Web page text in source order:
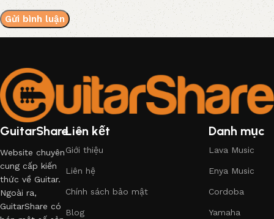
GuitarShare
Website chuyên
cung cấp kiến
thức về Guitar.
Ngoài ra,
GuitarShare có
Liên kết
Giới thiệu
Liên hệ
Chính sách bảo mật
Blog
Danh mục
Lava Music
Enya Music
Cordoba
Yamaha